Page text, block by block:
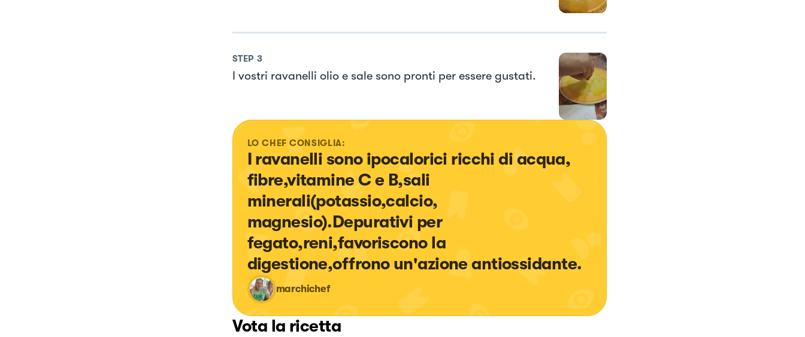
STEP 3
I vostri ravanelli olio e sale sono pronti per essere gustati.
LO CHEF CONSIGLIA:
I ravanelli sono ipocalorici ricchi di acqua,
fibre,vitamine C e B,sali
minerali(potassio,calcio,
magnesio).Depurativi per
fegato,reni,favoriscono la
digestione,offrono un'azione antiossidante.
marchichef
Vota la ricetta